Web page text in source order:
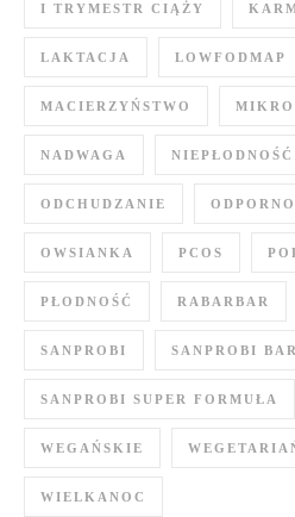
I TRYMESTR CIĄŻY
LAKTACJA LOWFODMAP
MACIERZYŃSTWO
NADWAGA NIEPŁODNOŚĆ
ODCHUDZANIE
OWSIANKA PCOS
PŁODNOŚĆ RABARBAR
SANPROBI SANPROBI
SANPROBI SUPER FORMUŁA
WEGAŃSKIE
WIELKANOC